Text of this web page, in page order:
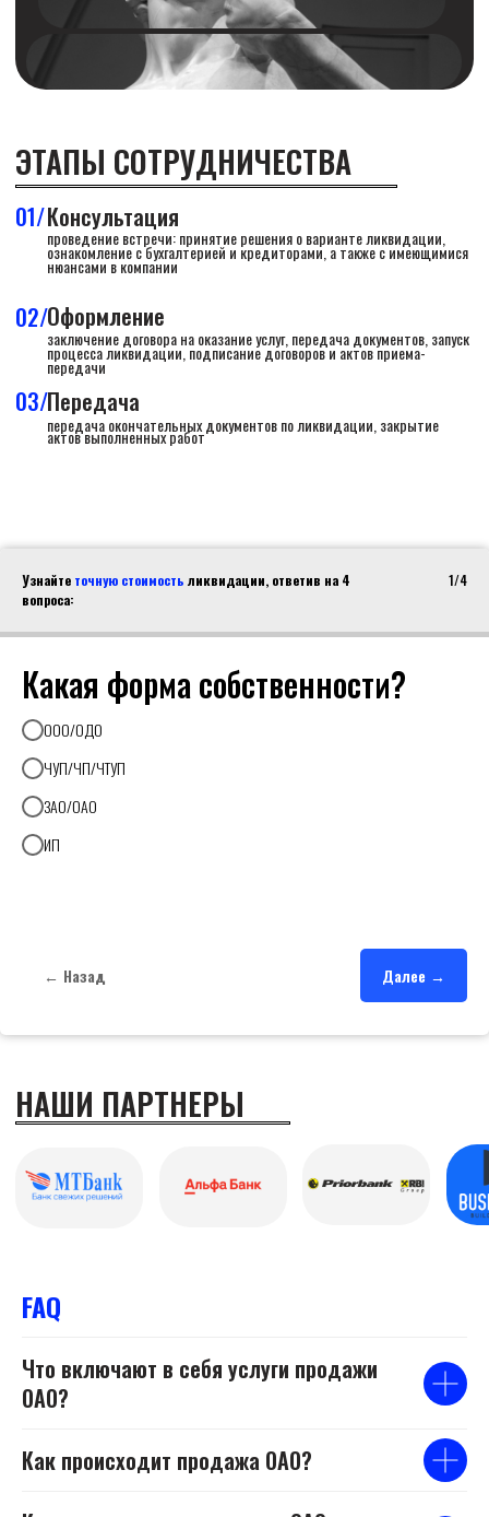
ПОЛУЧИТЬ КОНСУЛЬТАЦИЮ
Узнайте точную стоимость ликвидации, ответив на 4
вопроса:
1/4
Какая форма собственности?
ООО/ОДО
ЧУП/ЧП/ЧТУП
ЗАО/ОАО
ИП
← Назад Далее →
НАШИ ПАРТНЕРЫ
FAQ
Что включают в себя услуги продажи
ОАО?
Как происходит продажа ОАО?